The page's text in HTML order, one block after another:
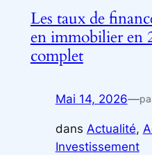
Les taux de
en immobilier en
complet
Mai 14, 2026—
dans Actualité,
Investissement